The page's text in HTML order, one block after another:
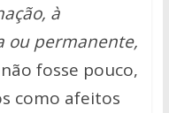
à
ou permanente,
fosse pouco,
como afeitos